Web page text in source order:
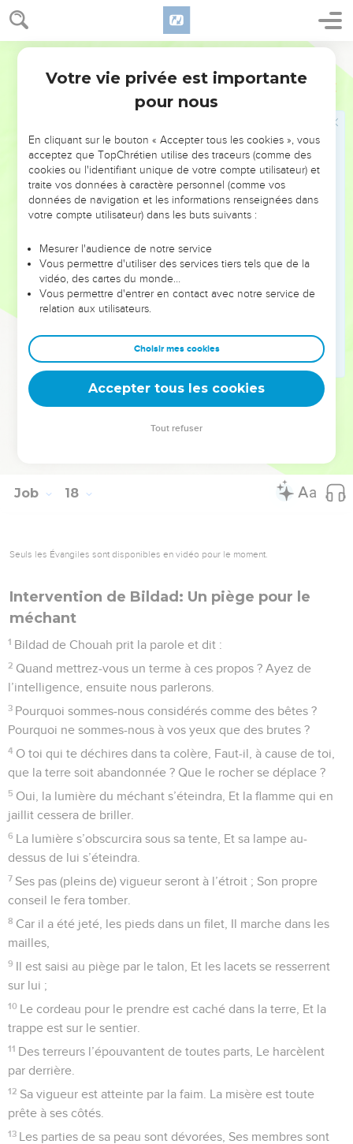
17
8 Les hommes droits en sont stupéfaits, Et l’innocent se
soulève contre l’impie.
Le juste (néanmoins) demeure ferme dans sa voie. Celui
qui a les mains pures se fortifie de plus en plus.
Mais vous tous, recommencez et venez donc ! Je ne
Mes jours sont passés, mes projets sont anéantis, Les
désirs de mon cœur...
Et ils prétendent que la nuit c’est le jour, Que la lumière
est proche quand les ténèbres sont là !
N’est-ce pas le séjour des morts que j’espère pour
demeure ? C’est dans les ténèbres que je dresserai ma
couche ;
Je crie au gouffre : C’est toi mon père ! Et à la vermine :
Ma mère et ma sœur !
peut l’apercevoir ?
Elle descendra vers les barreaux du séjour des morts,
Quand nous irons ensemble reposer dans la poussière.
© Société biblique française – Bibli’O, 1978, avec autorisation. Pour vous procurer
Job 18
Seuls les Évangiles sont disponibles en vidéo pour le moment.
Intervention de Bildad: Un piège pour le
méchant
1 Bildad de Chouah prit la parole et dit :
2 Quand mettrez-vous un terme à ces propos ? Ayez de
l’intelligence, ensuite nous parlerons.
3 Pourquoi sommes-nous considérés comme des bêtes ?
Pourquoi ne sommes-nous à vos yeux que des brutes ?
4 O toi qui te déchires dans ta colère, Faut-il, à cause de toi,
que la terre soit abandonnée ? Que le rocher se déplace ?
5 Oui, la lumière du méchant s’éteindra, Et la flamme qui en
jaillit cessera de briller.
6 La lumière s’obscurcira sous sa tente, Et sa lampe au-
dessus de lui s’éteindra.
7 Ses pas (pleins de) vigueur seront à l’étroit ; Son propre
conseil le fera tomber.
8 Car il a été jeté, les pieds dans un filet, Il marche dans les
mailles,
9 Il est saisi au piège par le talon, Et les lacets se resserrent
sur lui ;
10 Le cordeau pour le prendre est caché dans la terre, Et la
trappe est sur le sentier.
11 Des terreurs l’épouvantent de toutes parts, Le harcèlent
par derrière.
12 Sa vigueur est atteinte par la faim. La misère est toute
prête à ses côtés.
13 Les parties de sa peau sont dévorées, Ses membres sont
Votre vie privée est importante
pour nous
En cliquant sur le bouton « Accepter tous les cookies », vous
acceptez que TopChrétien utilise des traceurs (comme des
cookies ou l'identifiant unique de votre compte utilisateur) et
traite vos données à caractère personnel (comme vos
données de navigation et les informations renseignées dans
votre compte utilisateur) dans les buts suivants :
Mesurer l'audience de notre service
Vous permettre d'utiliser des services tiers tels que de la
vidéo, des cartes du monde…
Vous permettre d'entrer en contact avec notre service de
relation aux utilisateurs.
Choisir mes cookies
Accepter tous les cookies
Tout refuser